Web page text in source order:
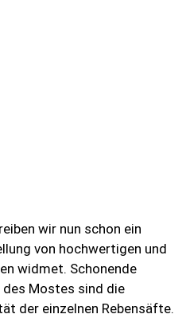
wir nun schon ein
von hochwertigen und
widmet. Schonende
des Mostes sind die
der einzelnen Rebensäfte.